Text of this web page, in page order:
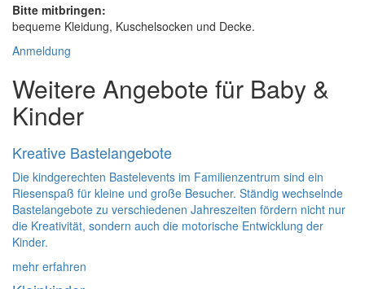
Bitte mitbringen:
bequeme Kleidung, Kuschelsocken und Decke.
Anmeldung
Weitere Angebote für Baby &
Kinder
Kreative Bastelangebote
Die kindgerechten Bastelevents im Familienzentrum sind ein
Riesenspaß für kleine und große Besucher. Ständig wechselnde
Bastelangebote zu verschiedenen Jahreszeiten fördern nicht nur
die Kreativität, sondern auch die motorische Entwicklung der
Kinder.
mehr erfahren